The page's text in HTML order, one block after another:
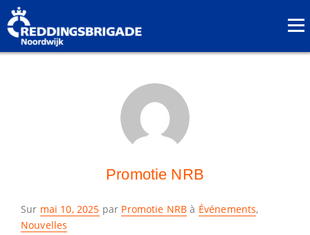
Promotie NRB
Sur Posé
le
mai 10, 2025 par Promotie NRB à Événements,
Nouvelles